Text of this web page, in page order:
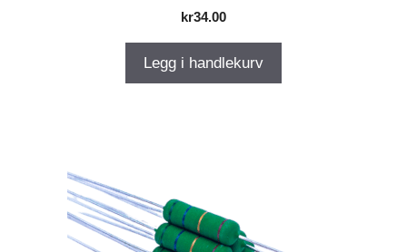
kr34.00
Legg i handlekurv